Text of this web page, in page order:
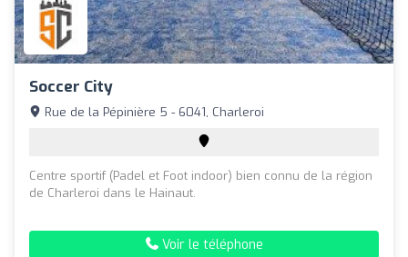
Soccer City
Rue de la Pépinière 5 - 6041, Charleroi
Centre sportif (Padel et Foot indoor) bien connu de la région
de Charleroi dans le Hainaut.
Voir le téléphone